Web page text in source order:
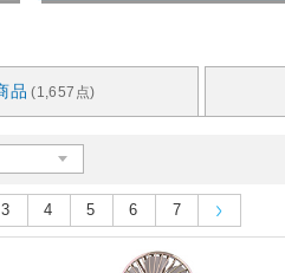
品 (1,657点)
3 4 5 6 7